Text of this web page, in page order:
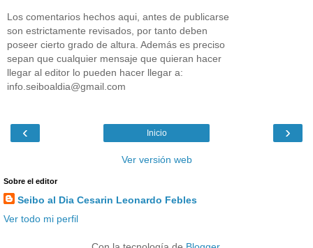
Los comentarios hechos aqui, antes de publicarse
son estrictamente revisados, por tanto deben
poseer cierto grado de altura. Además es preciso
sepan que cualquier mensaje que quieran hacer
llegar al editor lo pueden hacer llegar a:
info.seiboaldia@gmail.com
‹ ›
Inicio
Ver versión web
Sobre el editor
Seibo al Dia Cesarin Leonardo Febles
Ver todo mi perfil